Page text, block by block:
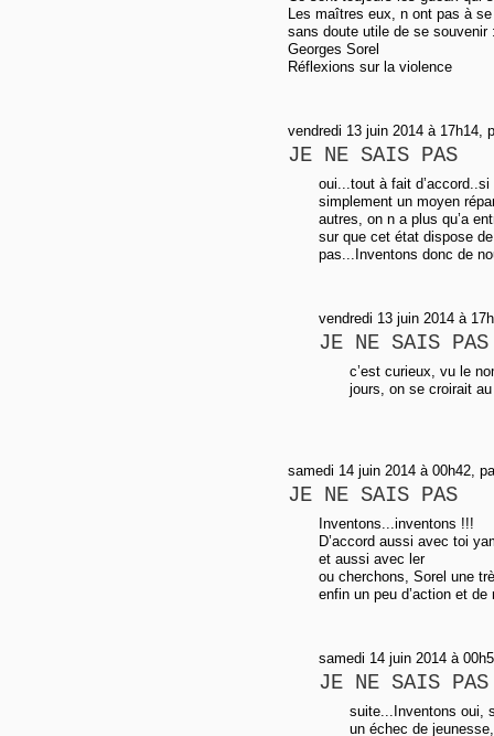
Les maîtres eux, n ont pas à
sans doute utile de se souvenir
Georges Sorel
Réflexions sur la violence
vendredi 13 juin 2014 à 17h14,
JE NE SAIS PAS
oui...tout à fait
simplement un moyen
autres, on n a plus qu’a
sur que cet état dispose
pas...Inventons donc de
vendredi 13 juin 2014 à
JE NE SAIS PAS
c’est curieux, vu le
jours, on se croirait
samedi 14 juin 2014 à 00h42,
JE NE SAIS PAS
Inventons...inventons !!!
D’accord aussi avec toi
et aussi avec ler
ou cherchons, Sorel une
enfin un peu d’action et
samedi 14 juin 2014 à
JE NE SAIS PAS
suite...Inventons oui,
un échec de